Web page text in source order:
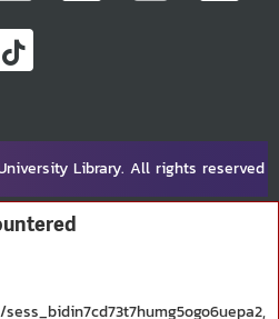
Library. All rights reserved